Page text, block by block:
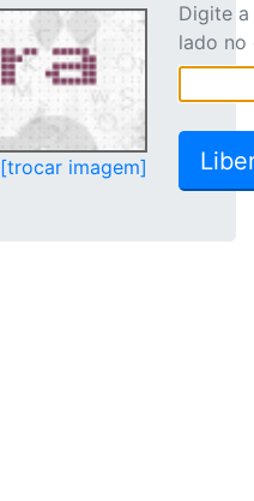
[trocar imagem]
Digite
lado no